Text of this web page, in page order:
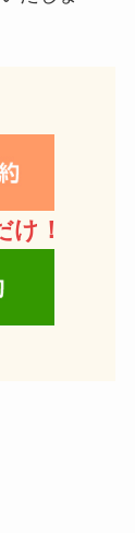
け！